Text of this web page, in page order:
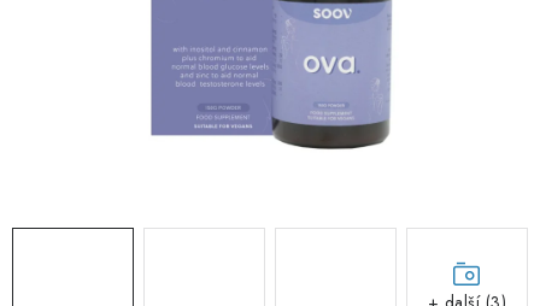
Podmínky ochrany osobních údajů
Kontakty